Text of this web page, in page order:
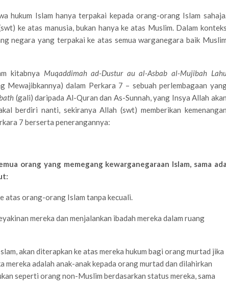
hukum Islam hanya terpakai kepada orang-orang Islam
ke atas manusia, bukan hanya ke atas Muslim. Dalam konteks
negara yang terpakai ke atas semua warganegara baik Muslim
kitabnya Muqaddimah ad-Dustur au al-Asbab al-Mujibah
Mewajibkannya) dalam Perkara 7 – sebuah perlembagaan
(gali) daripada Al-Quran dan As-Sunnah, yang Insya Allah akan
berdiri nanti, sekiranya Allah (swt) memberikan kemenangan
7 berserta penerangannya:
orang yang memegang kewarganegaraan Islam, sama ada
atas orang-orang Islam tanpa kecuali.
mereka dan menjalankan ibadah mereka dalam ruang
akan diterapkan ke atas mereka hukum bagi orang murtad jika
mereka adalah anak-anak kepada orang murtad dan dilahirkan
seperti orang non-Muslim berdasarkan status mereka, sama